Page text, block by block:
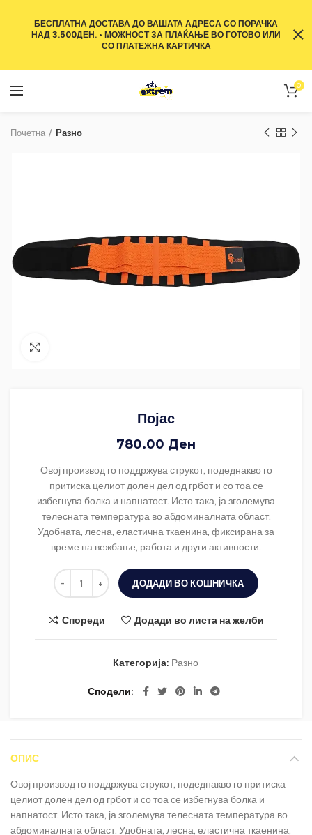
0
Почетна Разно
Појас
780.00 Ден
Овој производ го поддржува струкот, подеднакво го
притиска целиот долен дел од грбот и со тоа се
избегнува болка и напнатост. Исто така, ја зголемува
телесната температура во абдоминалната област.
Удобната, лесна, еластична ткаенина, фиксирана за
време на вежбање, работа и други активности.
ДОДАДИ ВО КОШНИЧКА
Спореди Додади во листа на желби
Категорија: Разно
Сподели
ОПИС
Овој производ го поддржува струкот, подеднакво го притиска
целиот долен дел од грбот и со тоа се избегнува болка и
напнатост. Исто така, ја зголемува телесната температура во
абдоминалната област. Удобната, лесна, еластична ткаенина,
БЕСПЛАТНА ДОСТАВА ДО ВАШАТА АДРЕСА СО ПОРАЧКА
НАД 3.500ДЕН. • МОЖНОСТ ЗА ПЛАЌАЊЕ ВО ГОТОВО ИЛИ
СО ПЛАТЕЖНА КАРТИЧКА